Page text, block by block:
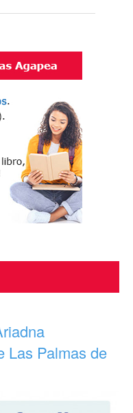
Las Palmas de